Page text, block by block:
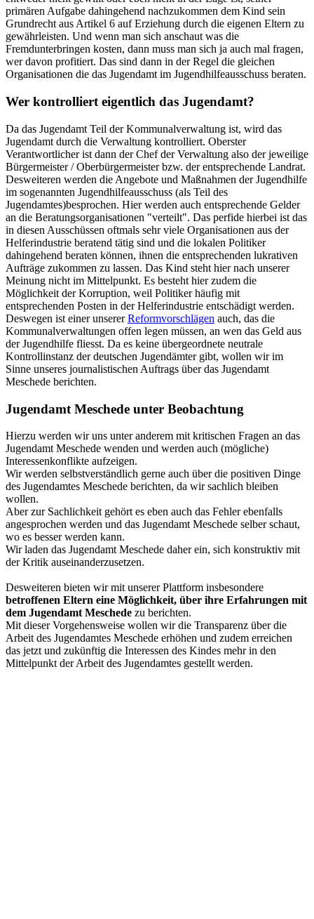
primären Aufgabe dahingehend nachzukommen dem Kind sein
Grundrecht aus Artikel 6 auf Erziehung durch die eigenen Eltern zu
gewährleisten. Und wenn man sich anschaut was die
Fremdunterbringen kosten, dann muss man sich ja auch mal fragen,
wer davon profitiert. Das sind dann in der Regel die gleichen
Organisationen die das Jugendamt im Jugendhilfeausschuss beraten.
Wer kontrolliert eigentlich das Jugendamt?
Da das Jugendamt Teil der Kommunalverwaltung ist, wird das
Jugendamt durch die Verwaltung kontrolliert. Oberster
Verantwortlicher ist dann der Chef der Verwaltung also der jeweilige
Bürgermeister / Oberbürgermeister bzw. der entsprechende Landrat.
Desweiteren werden die Angebote und Maßnahmen der Jugendhilfe
im sogenannten Jugendhilfeausschuss (als Teil des
Jugendamtes)besprochen. Hier werden auch entsprechende Gelder
an die Beratungsorganisationen "verteilt". Das perfide hierbei ist das
in diesen Ausschüssen oftmals sehr viele Organisationen aus der
Helferindustrie beratend tätig sind und die lokalen Politiker
dahingehend beraten können, ihnen die entsprechenden lukrativen
Aufträge zukommen zu lassen. Das Kind steht hier nach unserer
Meinung nicht im Mittelpunkt. Es besteht hier zudem die
Möglichkeit der Korruption, weil Politiker häufig mit
entsprechenden Posten in der Helferindustrie entschädigt werden.
Deswegen ist einer unsererReformvorschlägen auch, das die
Kommunalverwaltungen offen legen müssen, an wen das Geld aus
der Jugendhilfe fliesst. Da es keine übergeordnete neutrale
Kontrollinstanz der deutschen Jugendämter gibt, wollen wir im
Sinne unseres journalistischen Auftrags über das Jugendamt
Meschede berichten.
Jugendamt Meschede unter Beobachtung
Hierzu werden wir uns unter anderem mit kritischen Fragen an das
Jugendamt Meschede wenden und werden auch (mögliche)
Interessenkonflikte aufzeigen.
Wir werden selbstverständlich gerne auch über die positiven Dinge
des Jugendamtes Meschede berichten, da wir sachlich bleiben
wollen.
Aber zur Sachlichkeit gehört es eben auch das Fehler ebenfalls
angesprochen werden und das Jugendamt Meschede selber schaut,
wo es besser werden kann.
Wir laden das Jugendamt Meschede daher ein, sich konstruktiv mit
der Kritik auseinanderzusetzen.
Desweiteren bieten wir mit unserer Plattform insbesondere
betroffenen Eltern eine Möglichkeit, über ihre Erfahrungen mit
dem Jugendamt Meschede zu berichten.
Mit dieser Vorgehensweise wollen wir die Transparenz über die
Arbeit des Jugendamtes Meschede erhöhen und zudem erreichen
das jetzt und zukünftig die Interessen des Kindes mehr in den
Mittelpunkt der Arbeit des Jugendamtes gestellt werden.